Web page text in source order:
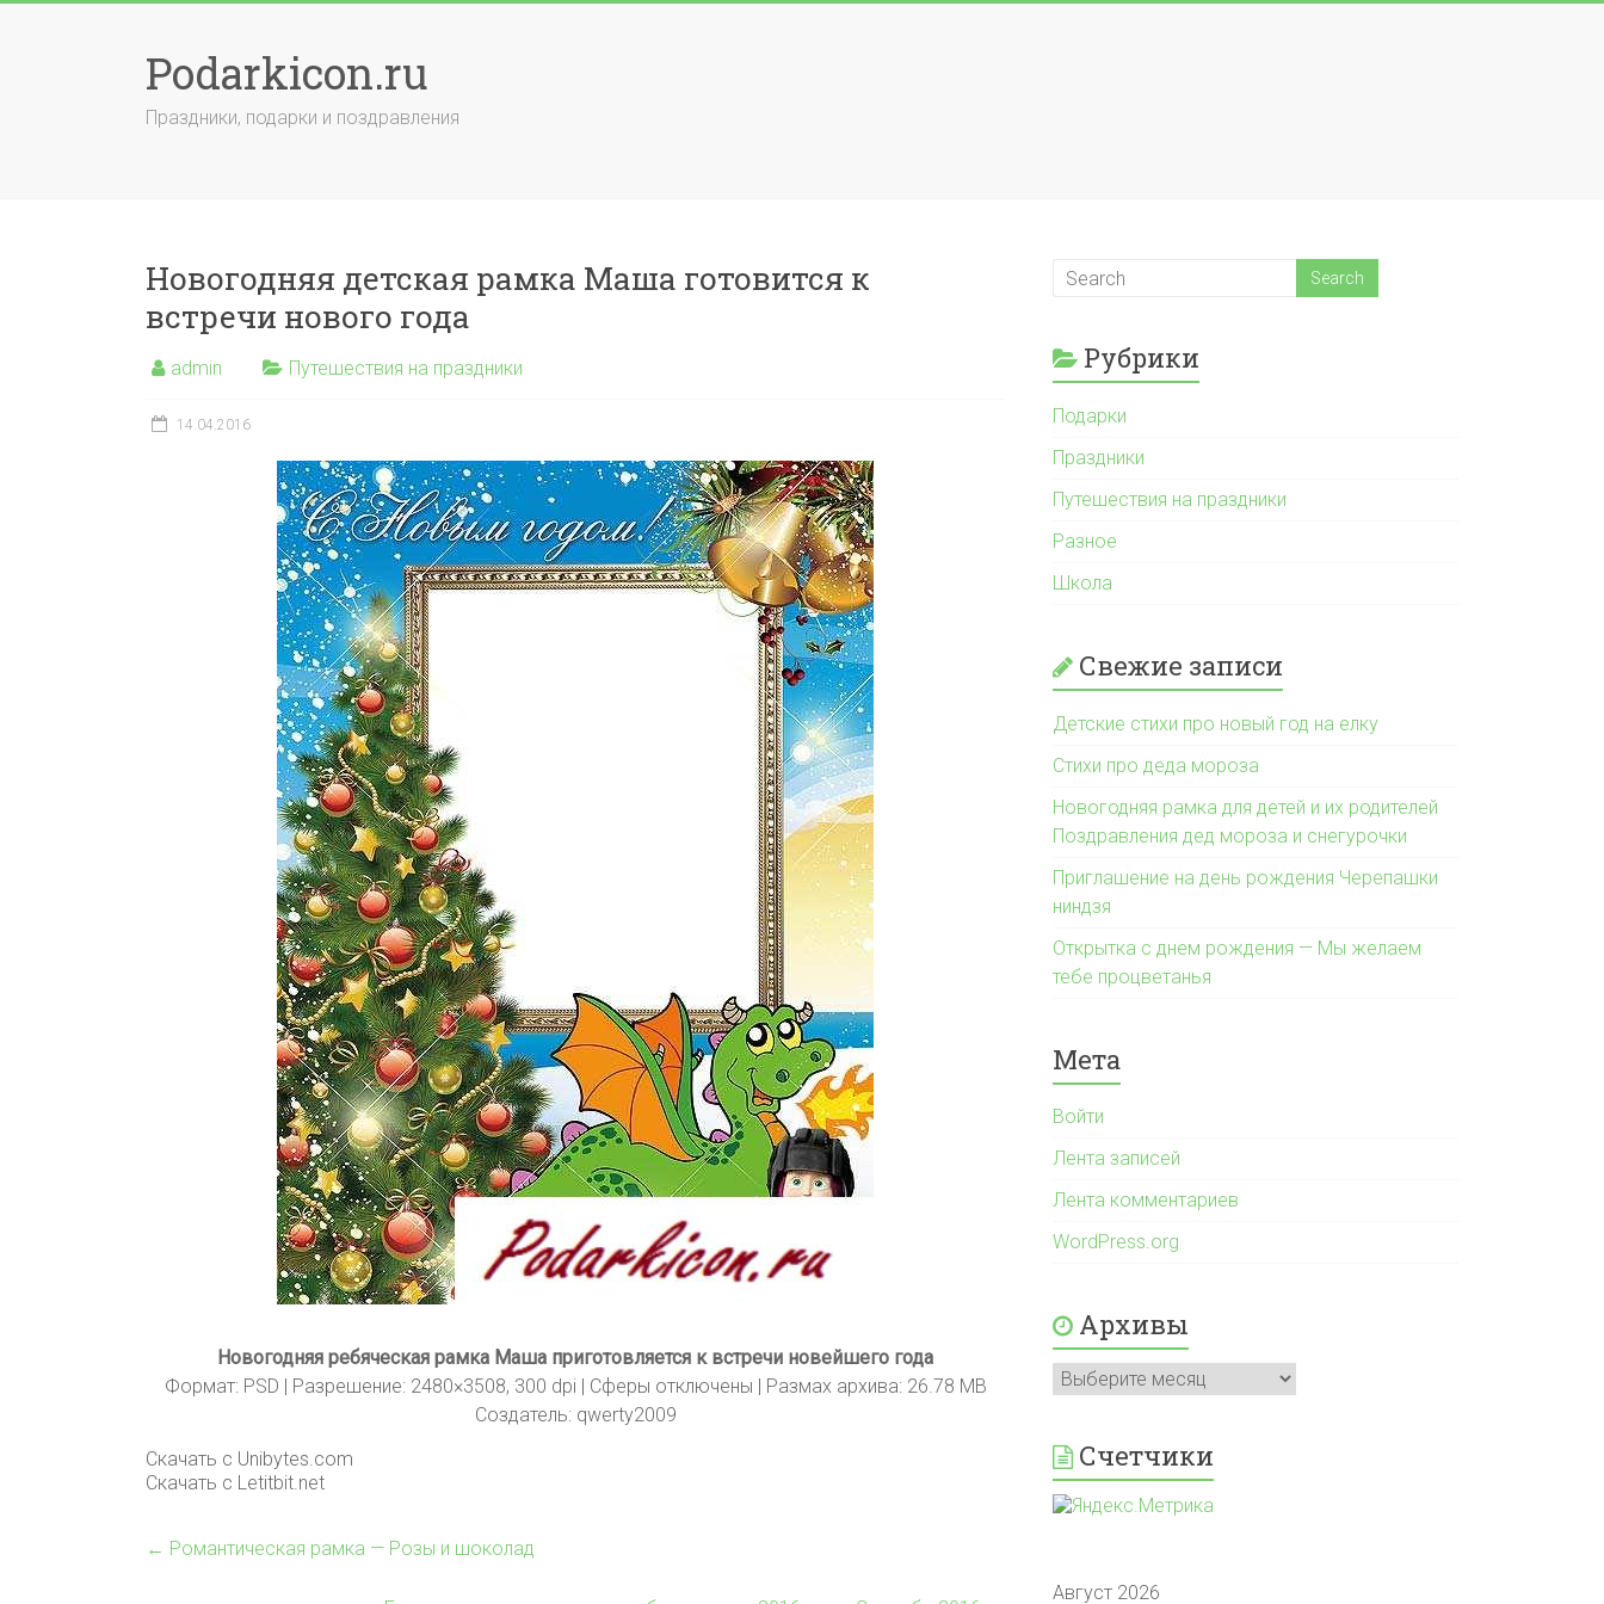
Podarkicon.ru
Праздники, подарки и поздравления
Новогодняя детская рамка Маша готовится к
встречи нового года
admin Путешествия на праздники
14.04.2016
Новогодняя ребяческая рамка Маша приготовляется к встречи новейшего года
Формат: PSD | Разрешение: 2480×3508, 300 dpi | Сферы отключены | Размах архива: 26.78 MB
Создатель: qwerty2009
Скачать с Unibytes.com
Скачать с Letitbit.net
← Романтическая рамка — Розы и шоколад
Рубрики
Подарки
Праздники
Путешествия на праздники
Разное
Школа
Свежие записи
Детские стихи про новый год на елку
Стихи про деда мороза
Новогодняя рамка для детей и их родителей
Поздравления дед мороза и снегурочки
Приглашение на день рождения Черепашки
ниндзя
Открытка с днем рождения — Мы желаем
тебе процветанья
Мета
Войти
Лента записей
Лента комментариев
WordPress.org
Архивы
Архивы
Счетчики
Август 2026